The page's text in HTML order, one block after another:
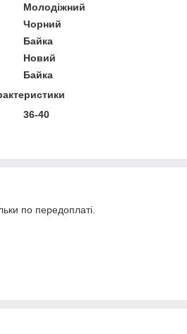
Молодіжний
Чорний
Байка
Новий
Байка
36-40
по передоплаті.